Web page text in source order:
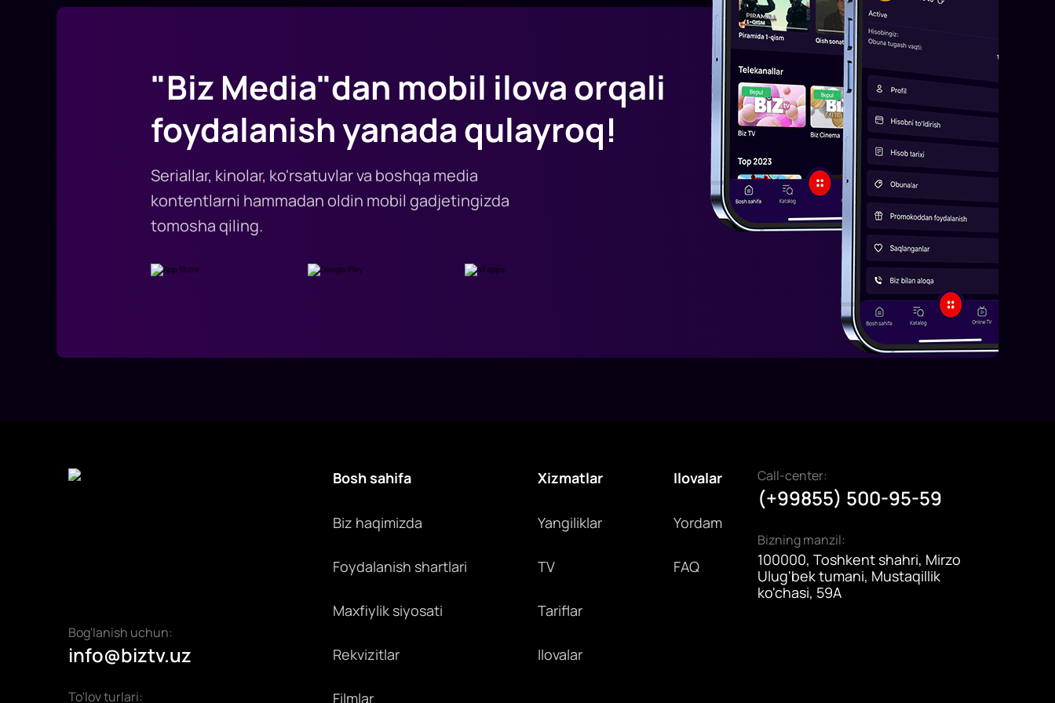
"Biz Media"dan mobil ilova orqali
foydalanish yanada qulayroq!
Seriallar, kinolar, ko'rsatuvlar va boshqa media
kontentlarni hammadan oldin mobil gadjetingizda
tomosha qiling.
Bog'lanish uchun:
info@biztv.uz
To'lov turlari:
Bosh sahifa
Biz haqimizda
Foydalanish shartlari
Maxfiylik siyosati
Rekvizitlar
Filmlar
Xizmatlar
Yangiliklar
TV
Tariflar
Ilovalar
Ilovalar
Yordam
FAQ
Call-center:
(+99855) 500-95-59
Bizning manzil:
100000, Toshkent shahri, Mirzo
Ulug'bek tumani, Mustaqillik
ko'chasi, 59A